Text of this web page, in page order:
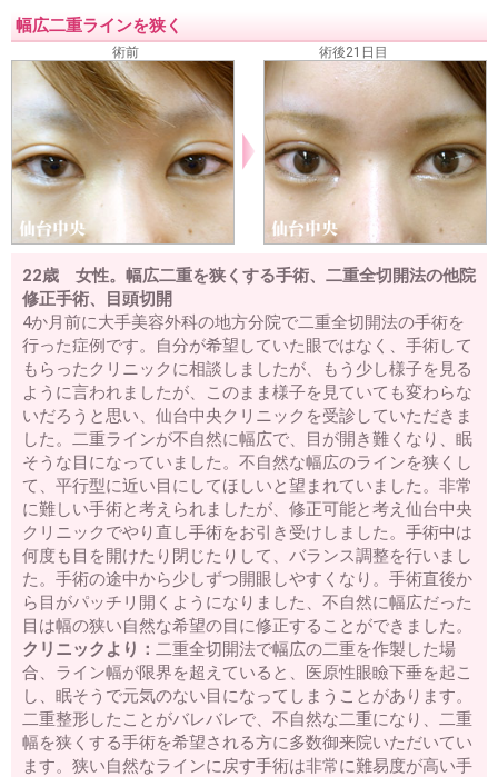
耳の美容整形
耳たぶが切れた
難易度の高い美容整形
カミングアウト整形
アイドル顔整形
フルカスタム整形
可愛くなりたい
綺麗になりたい
整形したのに変わらない
お任せ美容整形
整形シンデレラ 美人になりたい
薄毛治療
薄毛治療
ハーグ療法 男性の薄毛治療
腋臭多汗症治療
再発しない腋臭多汗症
他院修正
幅広二重ラインを狭く
目頭切開失敗
二重ラインのねじれ
脂肪取り二重失敗
不自然な二重ライン
切開法で目が開き
難くなった
二重切開法の修正時期
二重切開法後の左右差
二重繰り返し修正
整形顔修正
眼瞼下垂失敗による左右差
二重が取れた・元に戻った
三重まぶたを二重にする
予定
外重瞼線・予定外線の修正
埋没法失敗 挙筋法失敗
埋没
法後の眠そうな二重
二重の腫れを取る方法
二重整形後の
眼精疲労・肩こり・頭痛
上まぶたのタルミ取り失敗
裏ハ
ムラ法失敗
鼻プロテーゼが曲がっている
鼻プロテーゼ入
れ替え
小鼻縮小失敗 鼻尖縮小失敗 隆鼻注射失敗
レデ
ィエッセ失敗・除去
くぼみ目注射失敗 口唇注射失敗
ワ
キガの再手術
名医を知りたい
二重の名医を知りたい
埋没法の名医を知りたい
当院のご案内 料金表 アクセス 相談・質問 ご予約
幅広二重ラインを狭く
術前 術後21日目
22歳 女性。幅広二重を狭くする手術、二重全切開法の他院
修正手術、目頭切開
4か月前に大手美容外科の地方分院で二重全切開法の手術を
行った症例です。自分が希望していた眼ではなく、手術して
もらったクリニックに相談しましたが、もう少し様子を見る
ように言われましたが、このまま様子を見ていても変わらな
いだろうと思い、仙台中央クリニックを受診していただきま
した。二重ラインが不自然に幅広で、目が開き難くなり、眠
そうな目になっていました。不自然な幅広のラインを狭くし
て、平行型に近い目にしてほしいと望まれていました。非常
に難しい手術と考えられましたが、修正可能と考え仙台中央
クリニックでやり直し手術をお引き受けしました。手術中は
何度も目を開けたり閉じたりして、バランス調整を行いまし
た。手術の途中から少しずつ開眼しやすくなり。手術直後か
ら目がパッチリ開くようになりました、不自然に幅広だった
目は幅の狭い自然な希望の目に修正することができました。
クリニックより： 二重全切開法で幅広の二重を作製した場
合、ライン幅が限界を超えていると、医原性眼瞼下垂を起こ
し、眠そうで元気のない目になってしまうことがあります。
二重整形したことがバレバレで、不自然な二重になり、二重
幅を狭くする手術を希望される方に多数御来院いただいてい
ます。狭い自然なラインに戻す手術は非常に難易度が高い手